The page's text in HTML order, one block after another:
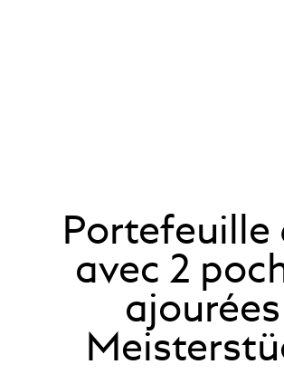
Portefeuille
avec 2
ajourées